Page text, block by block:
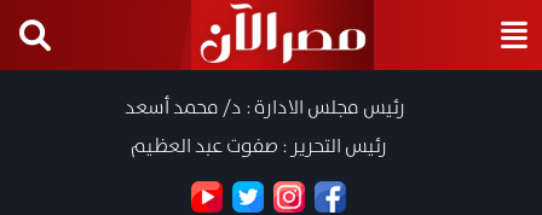
رئيس مجلس الادارة : د/ محمد أسعد
رئيس التحرير : صفوت عبد العظيم